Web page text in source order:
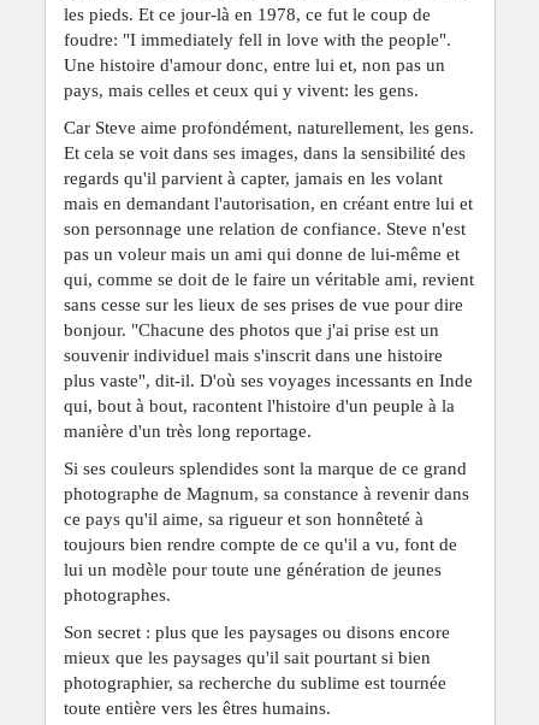
les pieds. Et ce jour-là en 1978, ce fut le coup de
foudre: "I immediately fell in love with the people".
Une histoire d'amour donc, entre lui et, non pas un
pays, mais celles et ceux qui y vivent: les gens.
Car Steve aime profondément, naturellement, les gens.
Et cela se voit dans ses images, dans la sensibilité des
regards qu'il parvient à capter, jamais en les volant
mais en demandant l'autorisation, en créant entre lui et
son personnage une relation de confiance. Steve n'est
pas un voleur mais un ami qui donne de lui-même et
qui, comme se doit de le faire un véritable ami, revient
sans cesse sur les lieux de ses prises de vue pour dire
bonjour. "Chacune des photos que j'ai prise est un
souvenir individuel mais s'inscrit dans une histoire
plus vaste", dit-il. D'où ses voyages incessants en Inde
qui, bout à bout, racontent l'histoire d'un peuple à la
manière d'un très long reportage.
Si ses couleurs splendides sont la marque de ce grand
photographe de Magnum, sa constance à revenir dans
ce pays qu'il aime, sa rigueur et son honnêteté à
toujours bien rendre compte de ce qu'il a vu, font de
lui un modèle pour toute une génération de jeunes
photographes.
Son secret : plus que les paysages ou disons encore
mieux que les paysages qu'il sait pourtant si bien
photographier, sa recherche du sublime est tournée
toute entière vers les êtres humains.